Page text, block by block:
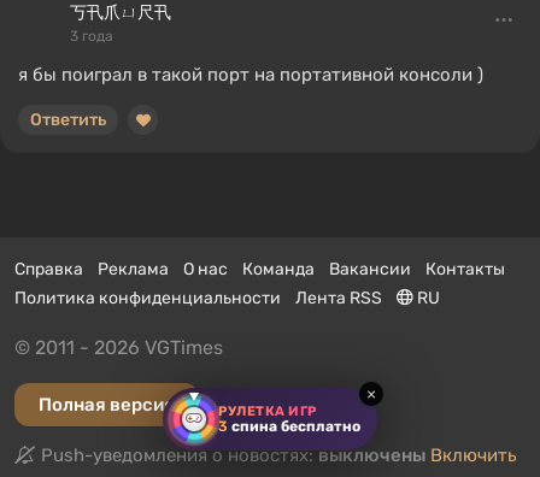
РУЛЕТКА ИГР
3 спина бесплатно
×
丂卂爪ㄩ尺卂
3 года
я бы поиграл в такой порт на портативной консоли )
Ответить
Справка Реклама О нас Команда Вакансии
Контакты
Политика конфиденциальности
Лента RSS RU
© 2011 - 2026 VGTimes
Полная версия
Push-уведомления о новостях:выключены Включить